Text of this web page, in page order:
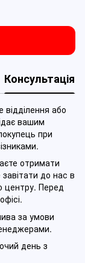
Консультація
або
вашим
при
отримати
до нас в
центру. Перед
за умови
день з